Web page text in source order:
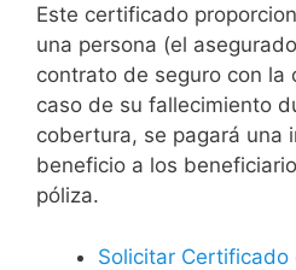
Este certificado
una persona (el
contrato de seguro con la
caso de su fallecimiento
cobertura, se pagará una
beneficio a los
póliza.
Solicitar